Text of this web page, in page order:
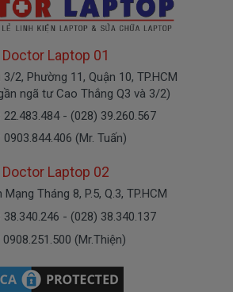
AB019TuBị Hư
hành cho Pin laptop HP
14-AB019Tu
vòng 6 tháng hoặc 12 tháng với
có bất cứ trục trặc nào (dung
quá nhiều, độ chai pin quá 70%)
đổi pin mới 100% cho khách
đổi mới hết nhé.
Doctor Laptop 01
2, Phường 11, Quận 10, TP.HCM
ngã tư Cao Thắng Q3 và 3/2)
22.483.484 - (028) 39.260.567
0903.844.406 (Mr. Tuấn)
Doctor Laptop 02
Mạng Tháng 8, P.5, Q.3, TP.HCM
38.340.246 - (028) 38.340.137
0908.251.500 (Mr.Thiện)